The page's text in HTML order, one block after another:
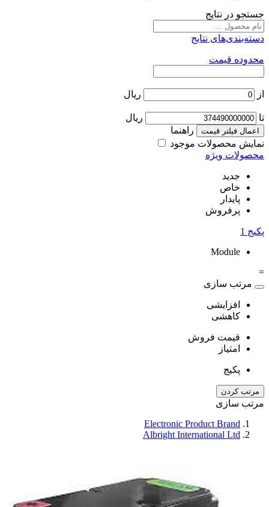
جستجو در نتایج
دسته‌بندی‌های نتایج
محدوده قیمت
از ریال
تا ریال
اعمال فیلتر قیمت
راهنما
نمایش محصولات موجود
محصولات ویژه
جدید
خاص
پایدار
پرفروش
پکیج 1
Module
=
مرتب سازی
افزایشی
کاهشی
قیمت فروش
امتیاز
پکیج
مرتب کردن
مرتب سازی
Electronic Product Brand
Albright International Ltd